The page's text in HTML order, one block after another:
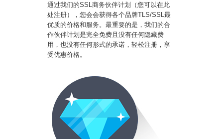
通过我们的SSL商务伙伴计划（您可以在此
处注册），您会会获得各个品牌TLS/SSL最
优质的价格和服务。最重要的是，我们的合
作伙伴计划是完全免费且没有任何隐藏费
用，也没有任何形式的承诺，轻松注册，享
受优惠价格。